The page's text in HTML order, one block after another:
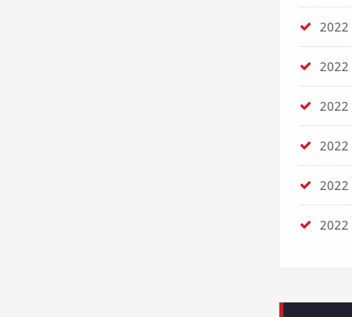
2022
2022
2022
2022
2022
2022